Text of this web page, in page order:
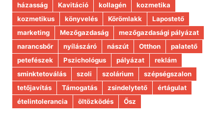
házasság
Kavitáció kollagén
kozmetika
kozmetikus
könyvelés Körömlakk
Lapostető
marketing
Mezőgazdaság
mezőgazdasági pályázat
narancsbőr
nyílászáró nászút Otthon
palatető
petefészek
Pszichológus pályázat
reklám
sminktetoválás
szoli szolárium
szépségszalon
tetőjavítás
Támogatás zsindelytető
értágulat
ételintolerancia
öltözködés Ősz